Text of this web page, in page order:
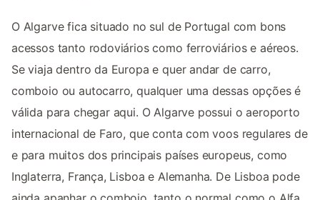
O Algarve fica situado no sul de Portugal com bons
acessos tanto rodoviários como ferroviários e aéreos.
Se viaja dentro da Europa e quer andar de carro,
comboio ou autocarro, qualquer uma dessas opções é
válida para chegar aqui. O Algarve possui o aeroporto
internacional de Faro, que conta com voos regulares de
e para muitos dos principais países europeus, como
Inglaterra, França, Lisboa e Alemanha. De Lisboa pode